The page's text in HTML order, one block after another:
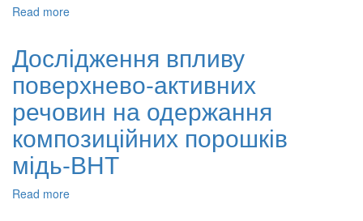
Read more
бутанолу
на
анодну
поведінку
міді
у
розчинах
фосфатної
Дослідження впливу
поверхнево-активних
речовин на одержання
композиційних порошків
мідь-ВНТ
Read more